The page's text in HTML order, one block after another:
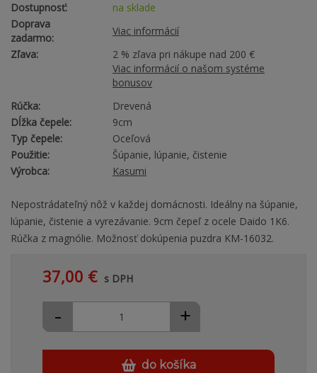
Dostupnosť:
na sklade
Doprava
zadarmo:
Viac informácií
Zľava:
2 % zľava pri nákupe nad 200 €
Viac informácií o našom systéme
bonusov
Rúčka:
Drevená
Dĺžka čepele:
9cm
Typ čepele:
Oceľová
Použitie:
Šúpanie, lúpanie, čistenie
Výrobca:
Kasumi
Nepostrádateľný nôž v každej domácnosti. Ideálny na šúpanie,
lúpanie, čistenie a vyrezávanie. 9cm čepeľ z ocele Daido 1K6.
Rúčka z magnólie. Možnosť dokúpenia puzdra KM-16032.
37,00 € s DPH
+
-
do košíka